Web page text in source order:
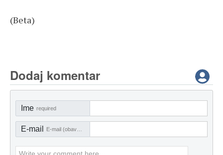
(Beta)
Dodaj komentar
Ime required
E-mail E-mail (obavezno)